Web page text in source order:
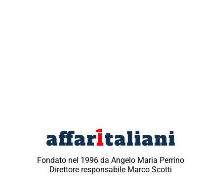
Fondato nel 1996 da Angelo Maria Perrino
Direttore responsabile Marco Scotti